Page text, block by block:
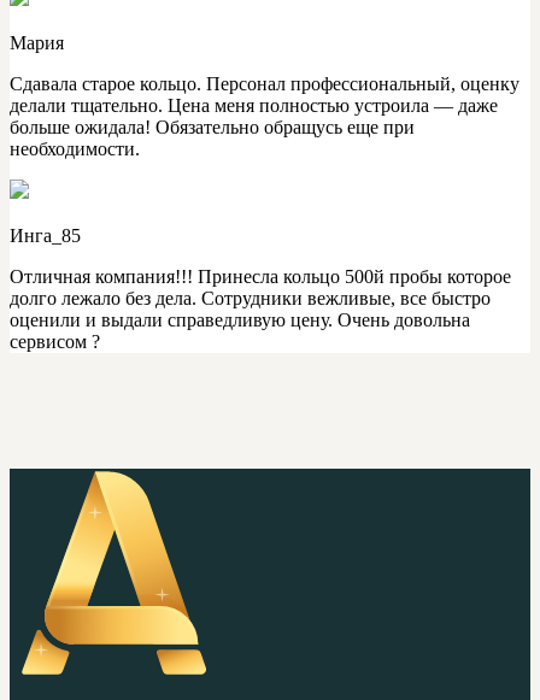
Мария
Сдавала старое кольцо. Персонал профессиональный, оценку
делали тщательно. Цена меня полностью устроила — даже
больше ожидала! Обязательно обращусь еще при
необходимости.
Инга_85
Отличная компания!!! Принесла кольцо 500й пробы которое
долго лежало без дела. Сотрудники вежливые, все быстро
оценили и выдали справедливую цену. Очень довольна
сервисом ?